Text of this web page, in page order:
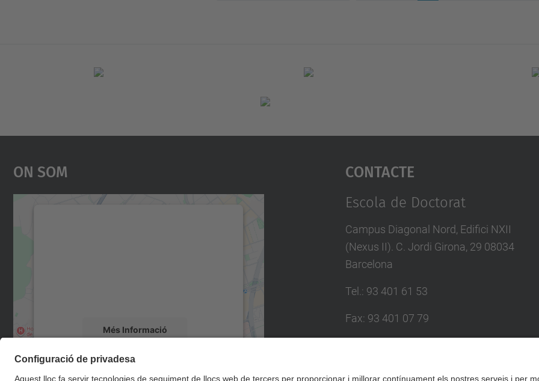
On Som
Més Informació
Accepta
Contacte
Escola de Doctorat
Campus Diagonal Nord, Edifici NXII
(Nexus II). C. Jordi Girona, 29 08034
Barcelona
Tel. : 93 401 61 53
Fax: 93 401 07 79